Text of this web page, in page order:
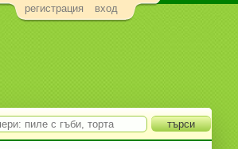
регистрация вход